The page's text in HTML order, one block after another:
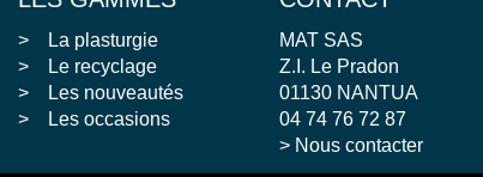
La plasturgie
Le recyclage
Les nouveautés
Les occasions
MAT SAS
Z.I. Le Pradon
01130 NANTUA
04 74 76 72 87
> Nous contacter